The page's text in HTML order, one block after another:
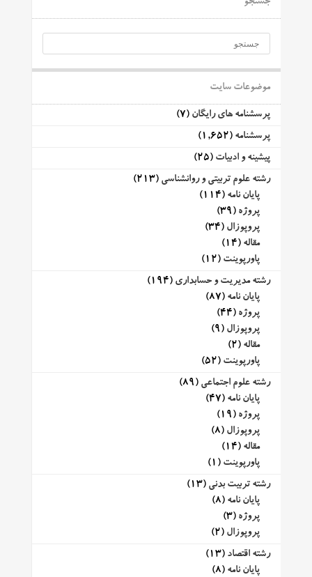
موضوعات سایت
پرسشنامه های رایگان (7)
پرسشنامه (1,652)
پیشینه و ادبیات (25)
رشته علوم تربیتی و روانشناسی (213)
پایان نامه (114)
پروژه (39)
پروپوزال (34)
مقاله (14)
پاورپوینت (12)
رشته مدیریت و حسابداری (194)
پایان نامه (87)
پروژه (44)
پروپوزال (9)
مقاله (2)
پاورپوینت (52)
رشته علوم اجتماعی (89)
پایان نامه (47)
پروژه (19)
پروپوزال (8)
مقاله (14)
پاورپوینت (1)
رشته تربیت بدنی (13)
پایان نامه (8)
پروژه (3)
پروپوزال (2)
رشته اقتصاد (13)
پایان نامه (8)